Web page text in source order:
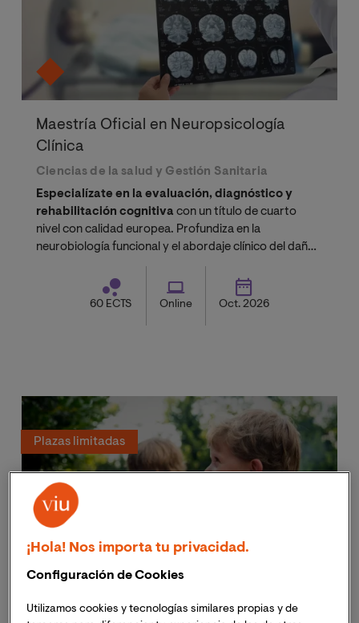
Maestría Oficial en Neuropsicología
Clínica
Ciencias de la salud y Gestión Sanitaria
Especialízate en la evaluación, diagnóstico y
rehabilitación cognitiva con un título de cuarto
nivel con calidad europea. Profundiza en la
neurobiología funcional y el abordaje clínico del daño
cerebral desde una perspectiva práctica.
60 ECTS Online Oct. 2026
Plazas limitadas
¡Hola! Nos importa tu privacidad.
Configuración de Cookies
Utilizamos cookies y tecnologías similares propias y de